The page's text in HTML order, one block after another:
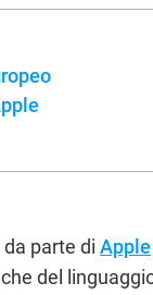
da parte di Apple
del